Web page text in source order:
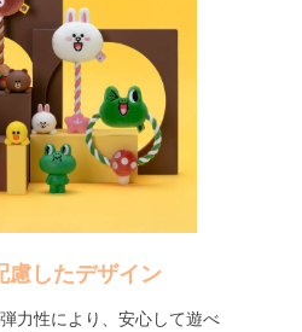
慮したデザイン
力性により、安心して遊べ